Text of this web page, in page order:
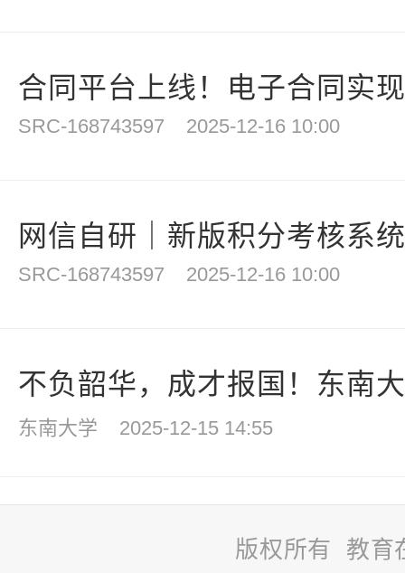
合同平台上线！电子合同实
SRC-168743597 2025-12-16 10:00
网信自研｜新版积分考核系
SRC-168743597 2025-12-16 10:00
不负韶华，成才报国！东南
东南大学 2025-12-15 14:55
版权所有 教育